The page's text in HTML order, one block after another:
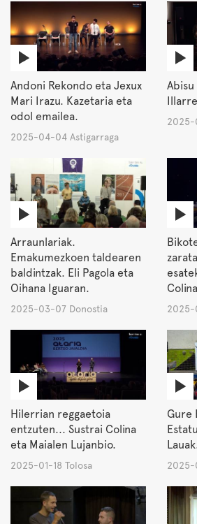
Andoni Rekondo eta Jexux
Mari Irazu. Kazetaria eta
odol emailea.
2025-04-04 Astigarraga
2025-
Arraunlariak.
Emakumezkoen taldearen
baldintzak. Eli Pagola eta
Oihana Iguaran.
2025-03-07 Donostia 2025-
Hilerrian reggaetoia
entzuten... Sustrai Colina
eta Maialen Lujanbio.
2025-01-18 Tolosa
Gure
2025-